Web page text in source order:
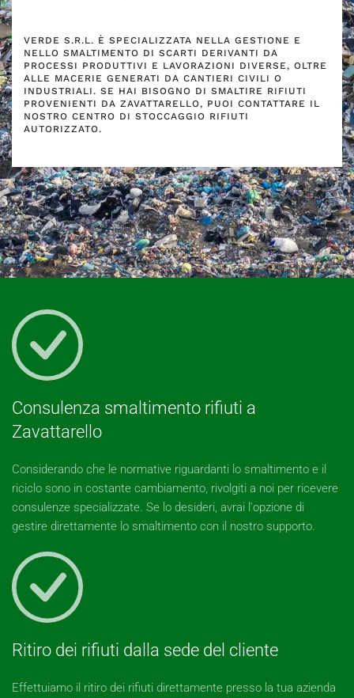
VERDE S.R.L. È SPECIALIZZATA NELLA GESTIONE E
NELLO SMALTIMENTO DI SCARTI DERIVANTI DA
PROCESSI PRODUTTIVI E LAVORAZIONI DIVERSE, OLTRE
ALLE MACERIE GENERATI DA CANTIERI CIVILI O
INDUSTRIALI. SE HAI BISOGNO DI SMALTIRE RIFIUTI
PROVENIENTI DA ZAVATTARELLO, PUOI CONTATTARE IL
NOSTRO CENTRO DI STOCCAGGIO RIFIUTI
AUTORIZZATO.
Consulenza smaltimento rifiuti a
Zavattarello
Considerando che le normative riguardanti lo smaltimento e il
riciclo sono in costante cambiamento, rivolgiti a noi per ricevere
consulenze specializzate. Se lo desideri, avrai l'opzione di
gestire direttamente lo smaltimento con il nostro supporto.
Ritiro dei rifiuti dalla sede del cliente
Effettuiamo il ritiro dei rifiuti direttamente presso la tua azienda